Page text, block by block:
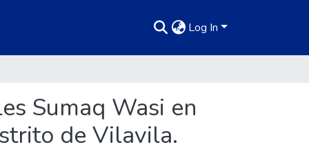
Log In
Sumaq Wasi en
de Vilavila.